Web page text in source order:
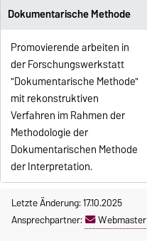
Dokumentarische Methode
Promovierende arbeiten in
der Forschungswerkstatt
"Dokumentarische Methode"
mit rekonstruktiven
Verfahren im Rahmen der
Methodologie der
Dokumentarischen Methode
der Interpretation.
Letzte Änderung: 17.10.2025
Ansprechpartner:
Webmaster